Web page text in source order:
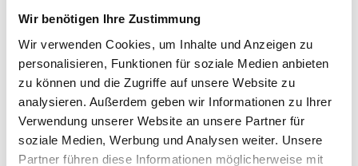
Wir benötigen Ihre Zustimmung
Wir verwenden Cookies, um Inhalte und Anzeigen zu
personalisieren, Funktionen für soziale Medien anbieten
zu können und die Zugriffe auf unsere Website zu
analysieren. Außerdem geben wir Informationen zu Ihrer
Verwendung unserer Website an unsere Partner für
soziale Medien, Werbung und Analysen weiter. Unsere
Partner führen diese Informationen möglicherweise mit
- Fußbodenheizung (Luft-Wasser Wärmepumpe)
- elektrische Rollläden
- gute Raumaufteilung
- moderner Baustil
- barrierefrei
- Luft-Wärmepumpe
- Internetanschluss in allen Wohn- und Schlafzimmern
- hochwertige graue 60 cm x 120 cm Fliesen in der gesamten